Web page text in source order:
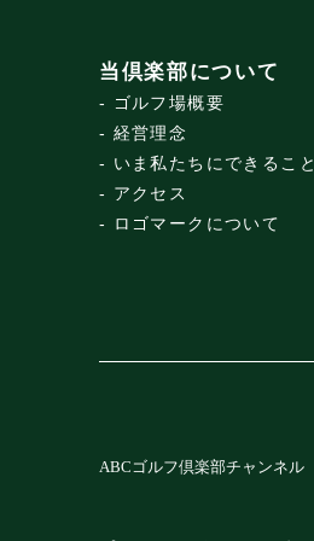
当倶楽部について
ゴルフ場概要
経営理念
いま私たちにできること
アクセス
ロゴマークについて
ABCゴルフ倶楽部チャンネル